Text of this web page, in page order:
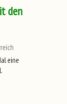
den
eine